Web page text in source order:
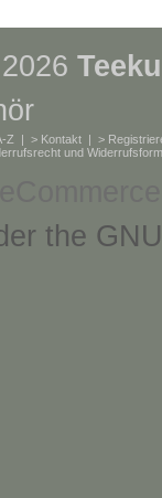
Z | > Kontakt | >
und
the